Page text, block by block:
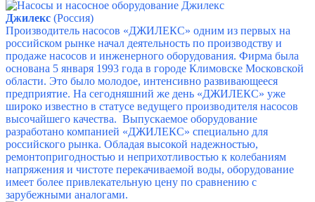
Джилекс (Россия)
Производитель насосов «ДЖИЛЕКС» одним из первых на
российском рынке начал деятельность по производству и
продаже насосов и инженерного оборудования. Фирма была
основана 5 января 1993 года в городе Климовске Московской
области. Это было молодое, интенсивно развивающееся
предприятие. На сегодняшний же день «ДЖИЛЕКС» уже
широко известно в статусе ведущего производителя насосов
высочайшего качества. Выпускаемое оборудование
разработано компанией «ДЖИЛЕКС» специально для
российского рынка. Обладая высокой надежностью,
ремонтопригодностью и неприхотливостью к колебаниям
напряжения и чистоте перекачиваемой воды, оборудование
имеет более привлекательную цену по сравнению с
зарубежными аналогами.